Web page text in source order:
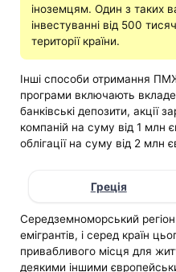
іноземцям. Один з таких
інвестуванні від 500
території країни.
Інші способи отримання ПМЖ
програми включають
банківські депозити, акції
компаній на суму від 1 млн
облігації на суму від 2 млн
Греція
Середземноморський
емігрантів, і серед країн
привабливого місця для
деякими іншими